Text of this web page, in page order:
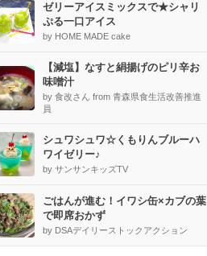
ゼリーアイスミックスで★シャリ
ぷる一口アイス
by HOME MADE cake
【減塩】なすと絹揚げのピリ辛お
味噌汁
by 食改さん from 青森県食生活改善推進
員
シュワシュワ☆くもりんブルーハ
ワイゼリー♪
by サンサンキッズTV
ごはんが進む！イワシ缶×カブの葉
で即席おかず
by DSAデイリーストックアクション